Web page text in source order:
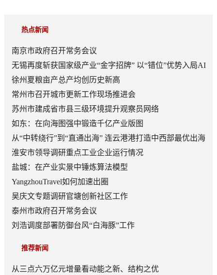
热点新闻
南京市政府召开常务会议
无锡再度斩获国家级产业“金字招牌” 以“错位”优势入局AI
顶层赛道
徐州夏粮亩产总产均创历史新高
常州市召开城市更新工作现场推进会
苏州市建成省市县三级环境提升观察员网络
如东：在向海图强中锻造千亿产业版图
从“中转绕行”到“直通出海” 连云港港打造中西部最优出海
口
淮安市领导调研重点工业企业运行情况
盐城：在产业实景中锤炼算法模型
YangzhouTravel如何加速出圈
吴庆文专题调研官塘创新社区工作
泰州市政府召开常务会议
刘浩调度部署防御台风“白海豚”工作
推荐新闻
从三点六万亿元增量看动能之新、结构之优